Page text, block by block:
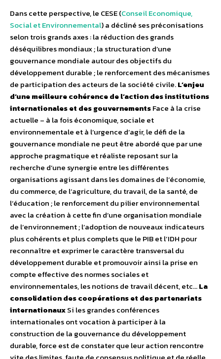
Dans cette perspective, le CESE (Conseil Economique,
Social et Environnemental) a décliné ses préconisations
selon trois grands axes : la réduction des grands
déséquilibres mondiaux ; la structuration d’une
gouvernance mondiale autour des objectifs du
développement durable ; le renforcement des mécanismes
de participation des acteurs de la société civile.L’enjeu
d’une meilleure cohérence de l’action des institutions
internationales et des gouvernementsFace à la crise
actuelle – à la fois économique, sociale et
environnementale et à l’urgence d’agir, le défi de la
gouvernance mondiale ne peut être abordé que par une
approche pragmatique et réaliste reposant sur la
recherche d’une synergie entre les différentes
organisations agissant dans les domaines de l’économie,
du commerce, de l’agriculture, du travail, de la santé, de
l’éducation ; le renforcement du pilier environnemental
avec la création à cette fin d’une organisation mondiale
de l’environnement ; l’adoption de nouveaux indicateurs
plus cohérents et plus complets que le PIB et l’IDH pour
reconnaître et exprimer le caractère transversal du
développement durable et promouvoir ainsi la prise en
compte effective des normes sociales et
environnementales, les notions de travail décent, etc…La
consolidation des coopérations et des partenariats
internationauxSi les grandes conférences
internationales ont vocation à participer à la
construction de la gouvernance du développement
durable, force est de constater que leur action rencontre